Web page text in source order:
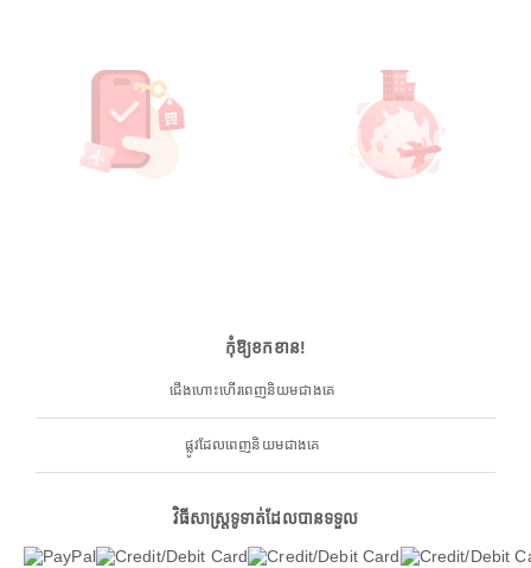
កុំឱ្យខកខាន!
ជើងហោះហើរពេញនិយមជាងគេ
ផ្លូវដែលពេញនិយមជាងគេ
វិធីសាស្ត្រទូទាត់ដែលបានទទួល